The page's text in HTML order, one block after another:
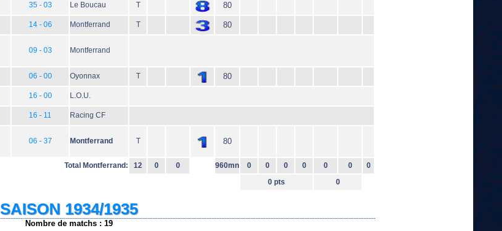
35 - 03 Le Boucau T 80
14 - 06 Montferrand T 80
09 - 03 Montferrand
06 - 00 Oyonnax T 80
16 - 00 L.O.U.
16 - 11 Racing CF
06 - 37 Montferrand T 80
Total Montferrand: 12 0 0 960mn 0 0 0 0 0 0
0
0 pts
0
SAISON 1934/1935
Nombre de matchs : 19